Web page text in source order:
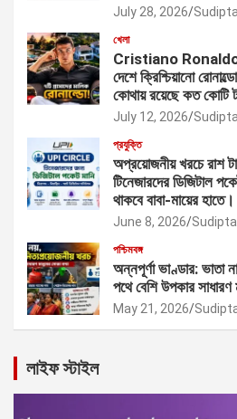
July 28, 2026
খেলা
Cristiano Ronaldo
দেশে ক্রিশ্চিয়ানো
কোথায় রয়েছে কত কোটি
July 12, 2026
প্রযুক্তি
অপ্রয়োজনীয় খরচে রাশ
টিনেজারদের ডিজিটাল
থাকবে বাবা-মায়ের হাতে।
June 8, 2026
পশ্চিমবঙ্গ
অন্নপূর্ণা ভাণ্ডার: ভাতা
পথে বেশি উপকার সাধারণ
May 21, 2026
লাইফ স্টাইল